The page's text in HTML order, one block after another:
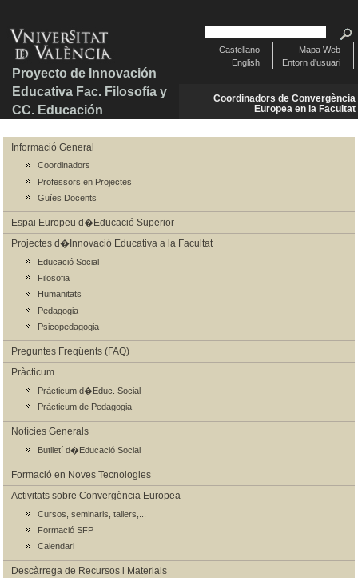
Proyecto de Innovación
Educativa Fac. Filosofía y
CC. Educación
Mapa Web
Entorn d'usuari
Castellano
English
Coordinadors de Convergència
Europea en la Facultat
Informació General
Coordinadors
Professors en Projectes
Guíes Docents
Espai Europeu d�Educació Superior
Projectes d�Innovació Educativa a la Facultat
Educació Social
Filosofia
Humanitats
Pedagogia
Psicopedagogia
Preguntes Freqüents (FAQ)
Pràcticum
Pràcticum d�Educ. Social
Pràcticum de Pedagogia
Notícies Generals
Butlletí d�Educació Social
Formació en Noves Tecnologies
Activitats sobre Convergència Europea
Cursos, seminaris, tallers,...
Formació SFP
Calendari
Descàrrega de Recursos i Materials